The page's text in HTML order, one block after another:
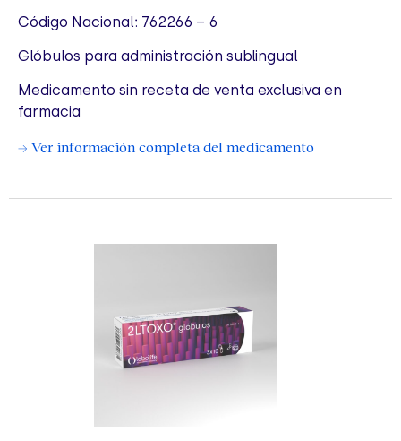
Código Nacional: 762266 – 6
Glóbulos para administración sublingual
Medicamento sin receta de venta exclusiva en
farmacia
→ Ver información completa del medicamento